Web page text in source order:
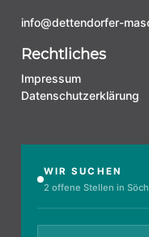
info@dettendorfer-
Rechtliches
Impressum
Datenschutzerklärung
WIR SUCHEN
2 offene Stellen in